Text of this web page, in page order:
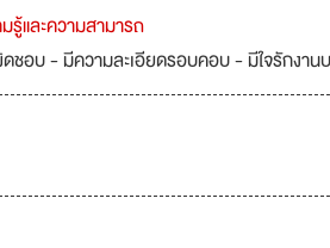
และความสามารถ
ชอบ - มีความละเอียดรอบคอบ - มีใจรักงาน